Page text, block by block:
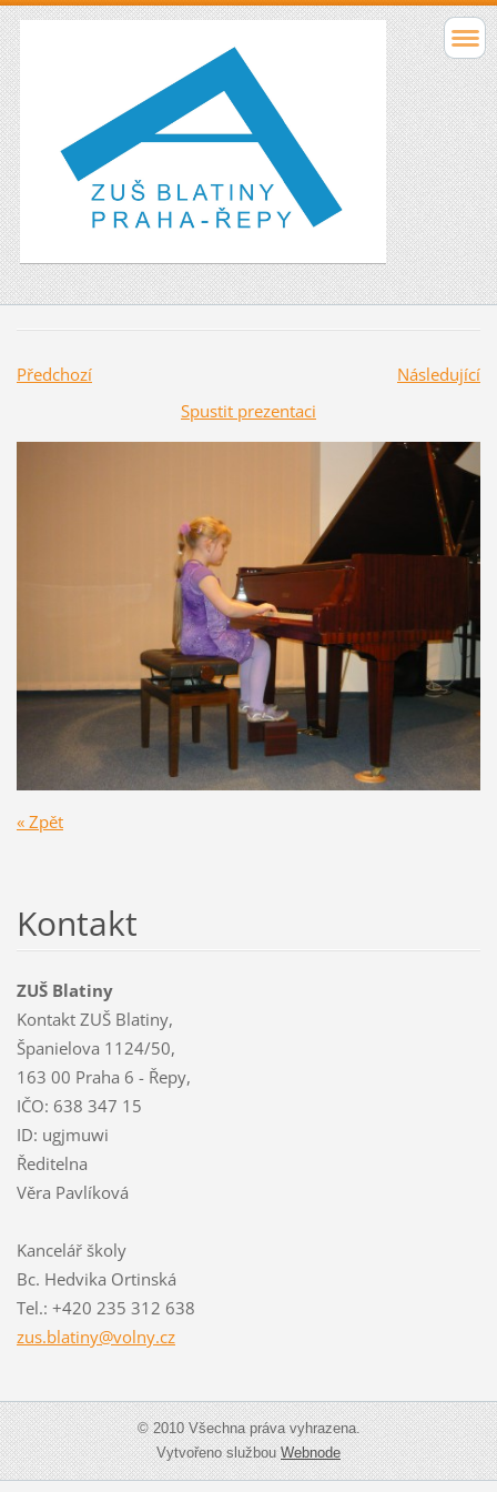
Předchozí
Následující
Spustit prezentaci
« Zpět
Kontakt
ZUŠ Blatiny
Kontakt ZUŠ Blatiny,
Španielova 1124/50,
163 00 Praha 6 - Řepy,
IČO: 638 347 15
ID: ugjmuwi
Ředitelna
Věra Pavlíková
Kancelář školy
Bc. Hedvika Ortinská
Tel.: +420 235 312 638
zus.blatiny@volny.cz
© 2010 Všechna práva vyhrazena.
Vytvořeno službouWebnode